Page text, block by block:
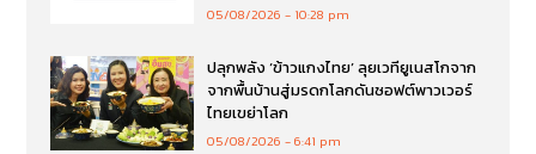
05/08/2026 10:28 pm
ปลุกพลัง ‘ข้าวแกงไทย’ ลุยเวทียูเนสโกจาก
จากพื้นบ้านสู่มรดกโลกดันซอฟต์พาวเวอร์
ไทยเขย่าโลก
05/08/2026 6:41 pm